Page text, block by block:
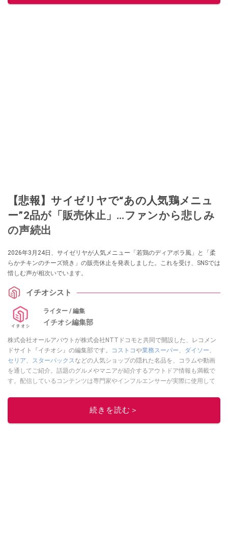
【悲報】サイゼリヤで“あの人気鶏メニュ
ー”2品が「販売休止」…ファンから悲しみ
の声続出
2026年3月24日、サイゼリヤが人気メニュー「若鶏のディアボラ風」と「柔
らかチキンのチーズ焼き」の販売休止を発表しました。これを受け、SNSでは
惜しむ声が相次いでいます。
イチオシスト
ライター / 編集
イチオシ編集部
株式会社オールアバウトが株式会社NTTドコモと共同で開設した、レコメン
ドサイト『イチオシ』の編集部です。
コストコや業務スーパー、 ダイソー、
セリア、 スターバックスなどの人気ショップの隠れた名品を、コラムや動画
を通してご紹介。話題のグルメやマニアが紹介するアウトドア情報も満載で
す。配信しているコンテンツは専門家やインフルエンサーが実際に使用して
ニュースでフォロー
続きを読む＞